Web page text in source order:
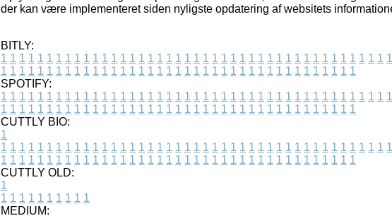
der kan være implementeret siden nyligste opdatering af websitets
BITLY:
1 1 1 1 1 1 1 1 1 1 1 1 1 1 1 1 1 1 1 1 1 1 1 1 1 1 1 1 1 1 1 1 1 1 1 1 1 1 1 1 1 1 1
1 1 1 1 1 1 1 1 1 1 1 1 1 1 1 1 1 1 1 1 1 1 1 1 1 1 1 1 1 1 1 1 1 1 1 1 1 1 1
SPOTIFY:
1 1 1 1 1 1 1 1 1 1 1 1 1 1 1 1 1 1 1 1 1 1 1 1 1 1 1 1 1 1 1 1 1 1 1 1 1 1 1 1 1 1 1
1 1 1 1 1 1 1 1 1 1 1 1 1 1 1 1 1 1 1 1 1 1 1 1 1 1 1 1 1 1 1 1 1 1 1 1 1 1 1
CUTTLY BIO:
1
1 1 1 1 1 1 1 1 1 1 1 1 1 1 1 1 1 1 1 1 1 1 1 1 1 1 1 1 1 1 1 1 1 1 1 1 1 1 1 1 1 1 1
1 1 1 1 1 1 1 1 1 1 1 1 1 1 1 1 1 1 1 1 1 1 1 1 1 1 1 1 1 1 1 1 1 1 1 1 1 1 1
CUTTLY OLD:
1
1 1 1 1 1 1 1 1 1 1
MEDIUM: